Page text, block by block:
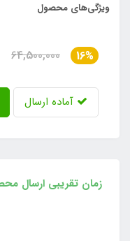
ویژگی‌های محصول
16%
64,500,000
آماده ارسال